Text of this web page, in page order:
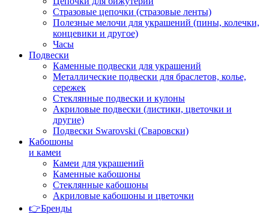
Стразовые цепочки (стразовые ленты)
Полезные мелочи для украшений (пины, колечки,
концевики и другое)
Часы
Подвески
Каменные подвески для украшений
Металлические подвески для браслетов, колье,
сережек
Стеклянные подвески и кулоны
Акриловые подвески (листики, цветочки и
другие)
Подвески Swarovski (Сваровски)
Кабошоны
и камеи
Камеи для украшений
Каменные кабошоны
Стеклянные кабошоны
Акриловые кабошоны и цветочки
👉Бренды